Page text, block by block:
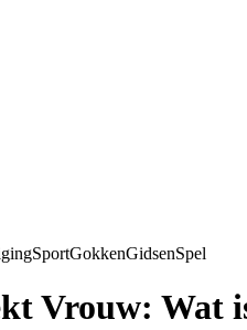
SportGokkenGidsenSpel
Vrouw: Wat